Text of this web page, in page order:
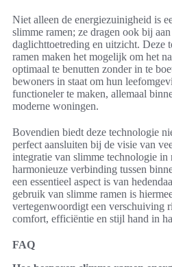
Niet alleen de energiezuinigheid is
slimme ramen; ze dragen ook bij aan
daglichttoetreding en uitzicht. Deze
ramen maken het mogelijk om het
optimaal te benutten zonder in te
bewoners in staat om hun
functioneler te maken, allemaal
moderne woningen.
Bovendien biedt deze technologie
perfect aansluiten bij de visie van
integratie van slimme technologie in
harmonieuze verbinding tussen
een essentieel aspect is van
gebruik van slimme ramen is
vertegenwoordigt een verschuiving
comfort, efficiëntie en stijl hand in
FAQ